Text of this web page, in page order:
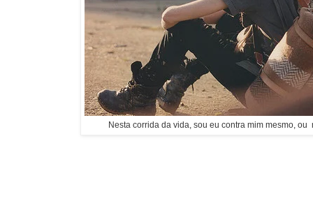
Nesta corrida da vida, sou eu contra mim mesmo, ou